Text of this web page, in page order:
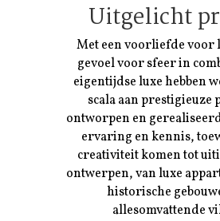
Uitgelicht
Met een voorliefde voor
gevoel voor sfeer in
eigentijdse luxe hebben
scala aan prestigieuze
ontworpen en
ervaring en kennis,
creativiteit komen tot
ontwerpen, van luxe
historische
allesomvattende